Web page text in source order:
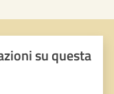
su questa